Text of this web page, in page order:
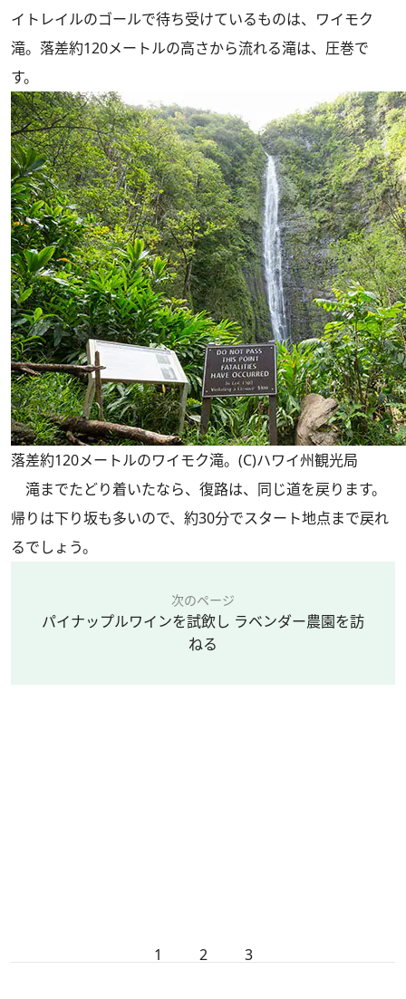
イトレイルのゴールで待ち受けているものは、ワイモク
滝。落差約120メートルの高さから流れる滝は、圧巻で
す。
落差約120メートルのワイモク滝。(C)ハワイ州観光局
滝までたどり着いたなら、復路は、同じ道を戻ります。
帰りは下り坂も多いので、約30分でスタート地点まで戻れ
るでしょう。
次のページ
パイナップルワインを試飲し ラベンダー農園を訪
ねる
1 2 3